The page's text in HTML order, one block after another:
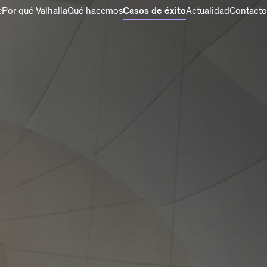
Por qué ValhallaQué hacemosCasos de éxitoActualidadContacto